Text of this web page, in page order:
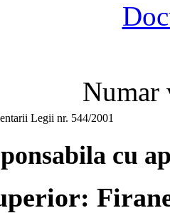
Legii nr. 544/2001
cu